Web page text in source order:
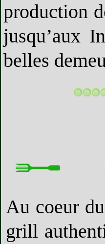
production
jusqu’aux
belles
Au coeur
grill